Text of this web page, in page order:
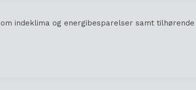
om indeklima og energibesparelser samt